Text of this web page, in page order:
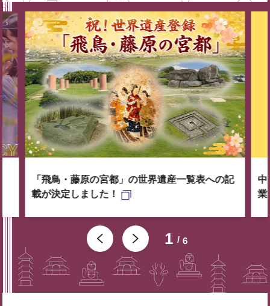
1 6
「飛鳥・藤原の宮都」の世界遺産一覧表への記
載が決定しました！
中
業